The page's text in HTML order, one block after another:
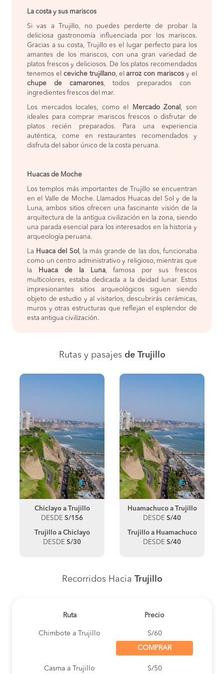
La costa y sus mariscos
Si vas a Trujillo, no puedes perderte de probar la
deliciosa gastronomía influenciada por los mariscos.
Gracias a su costa, Trujillo es el lugar perfecto para los
amantes de los mariscos, con una gran variedad de
platos frescos y deliciosos. De los platos recomendados
tenemos el ceviche trujillano, elarroz con mariscos y el
chupe de camarones, todos preparados con
ingredientes frescos del mar.
Los mercados locales, como el Mercado Zonal , son
ideales para comprar mariscos frescos o disfrutar de
platos recién preparados. Para una experiencia
auténtica, come en restaurantes recomendados y
disfruta del sabor único de la costa peruana.
Huacas de Moche
Los templos más importantes de Trujillo se encuentran
en el Valle de Moche. Llamados Huacas del Sol y de la
Luna, ambos sitios ofrecen una fascinante visión de la
arquitectura de la antigua civilización en la zona, siendo
una parada esencial para los interesados en la historia y
arqueología peruana.
La Huaca del Sol , la más grande de las dos, funcionaba
como un centro administrativo y religioso, mientras que
la
Huaca de la Luna, famosa por sus frescos
multicolores, estaba dedicada a la deidad lunar. Estos
impresionantes sitios arqueológicos siguen siendo
objeto de estudio y al visitarlos, descubrirás cerámicas,
muros y otras estructuras que reflejan el esplendor de
esta antigua civilización.
Rutas y pasajes de Trujillo
Chiclayo a Trujillo
DESDE S/156
Trujillo a Chiclayo
DESDE S/30
Huamachuco a Trujillo
DESDE S/40
Trujillo a Huamachuco
DESDE S/40
Recorridos Hacia Trujillo
Ruta Precio
Chimbote a Trujillo S/60
COMPRAR
Casma a Trujillo S/50